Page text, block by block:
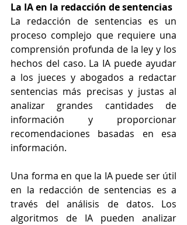
La IA en la redacción de sentencias
La redacción de sentencias es un
proceso complejo que requiere una
comprensión profunda de la ley y los
hechos del caso. La IA puede ayudar
a los jueces y abogados a redactar
sentencias más precisas y justas al
analizar grandes cantidades de
información y proporcionar
recomendaciones basadas en esa
información.
Una forma en que la IA puede ser útil
en la redacción de sentencias es a
través del análisis de datos. Los
algoritmos de IA pueden analizar